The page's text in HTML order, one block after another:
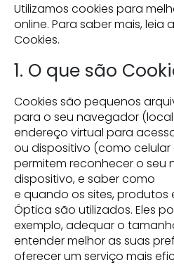
Utilizamos cookies para
online. Para saber mais, leia
Cookies.
1. O que são
Cookies são pequenos
para o seu navegador
endereço virtual para
ou dispositivo (como
permitem reconhecer o seu
dispositivo, e saber como
e quando os sites, produtos
Óptica são utilizados. Eles
exemplo, adequar o
entender melhor as suas
oferecer um serviço mais